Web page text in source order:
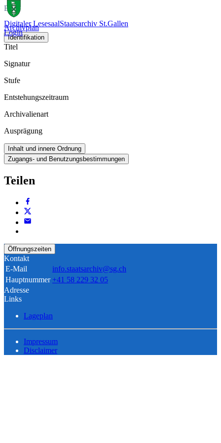
Digitaler LesesaalStaatsarchiv St.Gallen
Login
Buch
Archivplan
Identifikation
Titel
Signatur
Stufe
Entstehungszeitraum
Archivalienart
Ausprägung
Inhalt und innere Ordnung
Zugangs- und Benutzungsbestimmungen
Teilen
Öffnungszeiten
Kontakt
E-Mail
info.staatsarchiv@sg.ch
Hauptnummer +41 58 229 32 05
Adresse
Links
Lageplan
Impressum
Disclaimer